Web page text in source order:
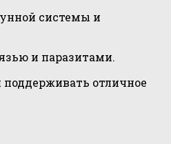
системы и
и паразитами.
отличное